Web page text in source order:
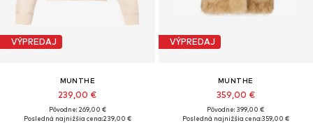
VÝPREDAJ
MUNTHE
239,00 €
Pôvodne: 269,00 €
Posledná najnižšia cena:239,00 €
VÝPREDAJ
MUNTHE
359,00 €
Pôvodne: 399,00 €
Posledná najnižšia cena:359,00 €